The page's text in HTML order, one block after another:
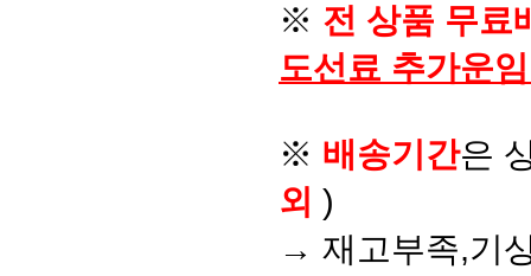
※ 전 상품 무료
도선료 추가운
※ 배송기간은
외 )
→ 재고부족,기